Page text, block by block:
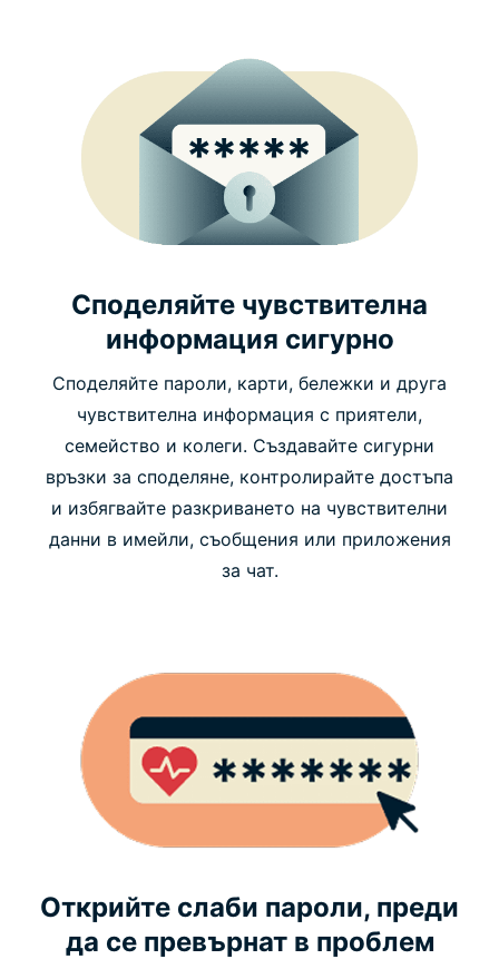
Споделяйте чувствителна
информация сигурно
Споделяйте пароли, карти, бележки и друга
чувствителна информация с приятели,
семейство и колеги. Създавайте сигурни
връзки за споделяне, контролирайте достъпа
и избягвайте разкриването на чувствителни
данни в имейли, съобщения или приложения
за чат.
Открийте слаби пароли, преди
да се превърнат в проблем